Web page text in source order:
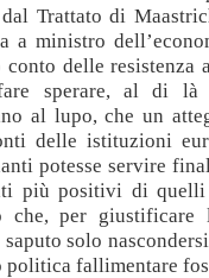
dal Trattato di
a ministro
conto delle resistenza
sperare, al di là
al lupo, che un
delle istituzioni
potesse servire
più positivi di quelli
che, per giustificare
saputo solo
politica fallimentare